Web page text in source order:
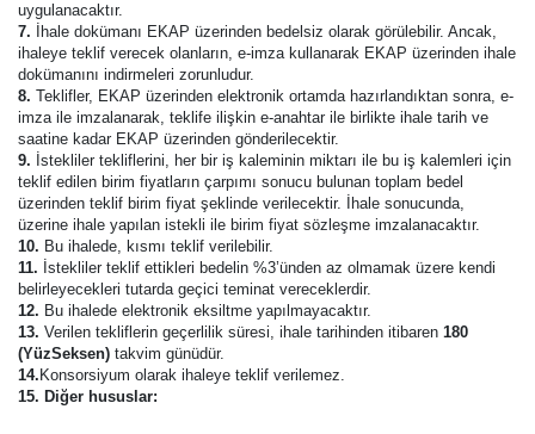
uygulanacaktır.
7.
İhale dokümanı EKAP üzerinden bedelsiz olarak görülebilir. Ancak,
ihaleye teklif verecek olanların, e-imza kullanarak EKAP üzerinden ihale
dokümanını indirmeleri zorunludur.
8. Teklifler, EKAP üzerinden elektronik ortamda hazırlandıktan sonra, e-
imza ile imzalanarak, teklife ilişkin e-anahtar ile birlikte ihale tarih ve
saatine kadar EKAP üzerinden gönderilecektir.
9. İstekliler tekliflerini, her bir iş kaleminin miktarı ile bu iş kalemleri için
teklif edilen birim fiyatların çarpımı sonucu bulunan toplam bedel
üzerinden teklif birim fiyat şeklinde verilecektir. İhale sonucunda,
üzerine ihale yapılan istekli ile birim fiyat sözleşme imzalanacaktır.
10. Bu ihalede, kısmı teklif verilebilir.
11. İstekliler teklif ettikleri bedelin %3’ünden az olmamak üzere kendi
belirleyecekleri tutarda geçici teminat vereceklerdir.
12. Bu ihalede elektronik eksiltme yapılmayacaktır.
13. Verilen tekliflerin geçerlilik süresi, ihale tarihinden itibaren 180
(YüzSeksen) takvim günüdür.
14. Konsorsiyum olarak ihaleye teklif verilemez.
15. Diğer hususlar: